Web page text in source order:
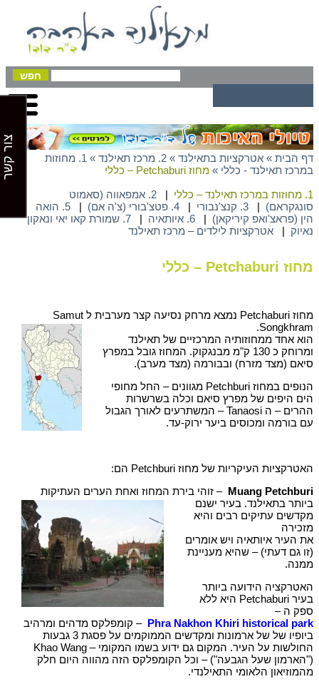
דף הבית » אטרקציות בתאילנד » 2. מרכז תאילנד »
1. מחוזות
במרכז תאילנד - כללי » מחוז Petchaburi – כללי
1. מחוזות במרכז תאילנד – כללי
|
2. אמפאווה (סאמוט
סונגקראם) | 3. קנצ'נבורי | 4. פטצ'בורי (צ'ה אם) |
5. הואה
הין (פראצ'ואפ קיריקאן) | 6. איותאיה |
7. שמורת קאו יאי ונאקון
נאיוק | אטרקציות לילדים – מרכז תאילנד
מחוז Petchaburi – כללי
מחוז Petchaburi נמצא מרחק נסיעה קצר מערבית ל Samut
Songkhram.
הוא אחד ממחוזותיה המרכזיים של תאילנד
ומרוחק כ 130 ק"מ מבנגקוק. המחוז גובל במפרץ
סיאם (מצד מזרח) ובבורמה (מצד מערב).
הנופים במחוז Petchburi מגוונים – החל מחופי
הים היפים של מפרץ סיאם וכלה בשרשרות
ההרים – ה Tanaosi – המשתרעים לאורך הגבול
עם בורמה ומכוסים ביער ירוק-עד.
האטרקציות העיקריות של מחוז Petchburi הם:
Muang Petchburi – זוהי בירת המחוז ואחת הערים העתיקות
ביותר בתאילנד. בעיר ישנם
מקדשים עתיקים רבים והיא
מזכירה
את העיר איותאיה ויש אומרים
(זו גם דעתי) – שהיא מעניינת
ממנה.
האטרקציה הידועה ביותר
בעיר Petchaburi היא ללא
ספק ה –
Phra Nakhon Khiri historical park – קומפלקס מדהים ומרהיב
ביופיו של של ארמונות ומקדשים הממוקמים על פסגת 3 גבעות
החולשות על העיר. המקום גם ידוע בשמו המקומי – Khao Wang
("הארמון שעל הגבעה") – וכל הקומפלקס הזה מהווה היום חלק
מהמוזיאון הלאומי התאילנדי.
צור קשר